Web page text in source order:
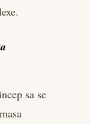
sa se